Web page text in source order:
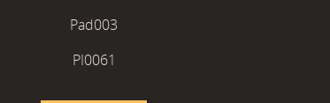
Pad003
PI0061